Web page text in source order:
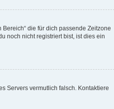
die für dich passende Zeitzone
noch nicht registriert bist, ist dies ein
Servers vermutlich falsch. Kontaktiere